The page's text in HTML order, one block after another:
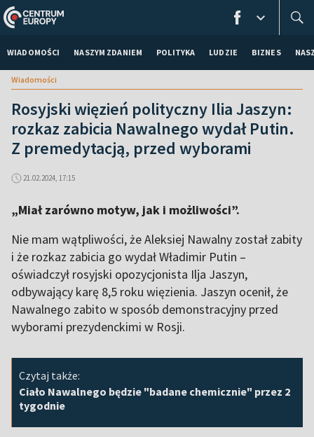
WIADOMOŚCI NASZYM ZDANIEM POLITYKA LUDZIE BIZNES
Wiadomości
Rosyjski więzień polityczny Ilia Jaszyn:
rozkaz zabicia Nawalnego wydał Putin.
Z premedytacją, przed wyborami
21.02.2024, 17:15
„Miał zarówno motyw, jak i możliwości”.
Nie mam wątpliwości, że Aleksiej Nawalny został zabity
i że rozkaz zabicia go wydał Władimir Putin –
oświadczył rosyjski opozycjonista Ilja Jaszyn,
odbywający karę 8,5 roku więzienia. Jaszyn ocenił, że
Nawalnego zabito w sposób demonstracyjny przed
wyborami prezydenckimi w Rosji.
Czytaj także:
Ciało Nawalnego będzie "badane chemicznie" przez 2
tygodnie